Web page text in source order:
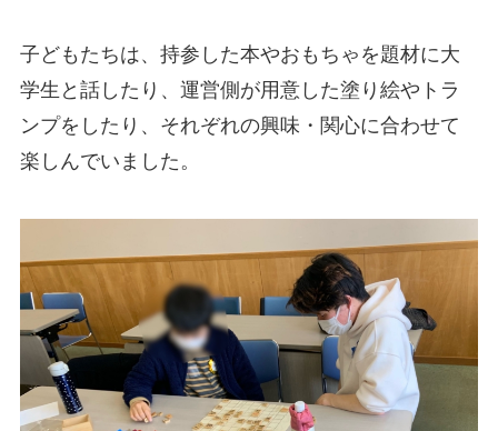
子どもたちは、持参した本やおもちゃを題材に大
学生と話したり、運営側が用意した塗り絵やトラ
ンプをしたり、それぞれの興味・関心に合わせて
楽しんでいました。